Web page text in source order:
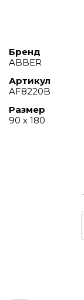
Бренд
ABBER
Артикул
AF8220B
Размер
90 х 180